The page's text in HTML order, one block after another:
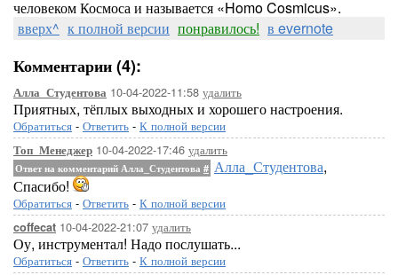
человеком Космоса и называется «Homo Cosmicus».
вверх^ к полной версии понравилось! в evernote
Комментарии (4):
Алла_Студентова 10-04-2022-11:58 удалить
Приятных, тёплых выходных и хорошего настроения.
Обратиться - Ответить - К полной версии
Топ_Менеджер 10-04-2022-17:46 удалить
Ответ на комментарий Алла_Студентова # Алла_Студентова,
Спасибо!
Обратиться - Ответить - К полной версии
coffecat 10-04-2022-21:07 удалить
Оу, инструментал! Надо послушать...
Обратиться - Ответить - К полной версии